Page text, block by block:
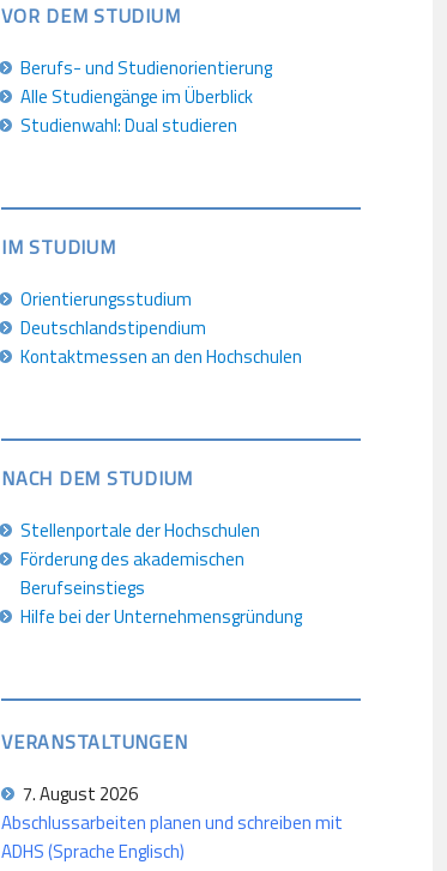
VOR DEM STUDIUM
Berufs- und Studienorientierung
Alle Studiengänge im Überblick
Studienwahl: Dual studieren
IM STUDIUM
Orientierungsstudium
Deutschlandstipendium
Kontaktmessen an den Hochschulen
NACH DEM STUDIUM
Stellenportale der Hochschulen
Förderung des akademischen
Berufseinstiegs
Hilfe bei der Unternehmensgründung
VERANSTALTUNGEN
7. August 2026
Abschlussarbeiten planen und schreiben mit
ADHS (Sprache Englisch)